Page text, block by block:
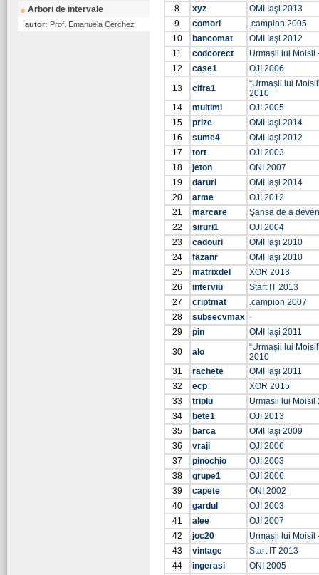
Arbori de intervale
autor: Prof. Emanuela Cerchez
8
xyz
OMI Iaşi 2013
9
comori
.campion 2005
10
bancomat
OMI Iaşi 2012
11
codcorect
Urmaşii lui Moisil
12
case1
OJI 2006
13
cifra1
“Urmaşii lui
2010
14
multimi
OJI 2005
15
prize
OMI Iaşi 2014
16
sume4
OMI Iaşi 2012
17
tort
OJI 2003
18
jeton
ONI 2007
19
daruri
OMI Iaşi 2014
20
arme
OJI 2012
21
marcare
Şansa de a
22
siruri1
OJI 2004
23
cadouri
OMI Iaşi 2010
24
fazanr
OMI Iaşi 2010
25
matrixdel
XOR 2013
26
interviu
Start IT 2013
27
criptmat
.campion 2007
28
subsecvmax -
29
pin
OMI Iaşi 2011
30
alo
“Urmaşii lui
2010
31
rachete
OMI Iaşi 2011
32
ecp
XOR 2015
33
triplu
Urmasii lui Moisil
34
bete1
OJI 2013
35
barca
OMI Iaşi 2009
36
vraji
OJI 2006
37
pinochio
OJI 2003
38
grupe1
OJI 2006
39
capete
ONI 2002
40
gardul
OJI 2003
41
alee
OJI 2007
42
joc20
Urmaşii lui Moisil
43
vintage
Start IT 2013
44
ingerasi
ONI 2005